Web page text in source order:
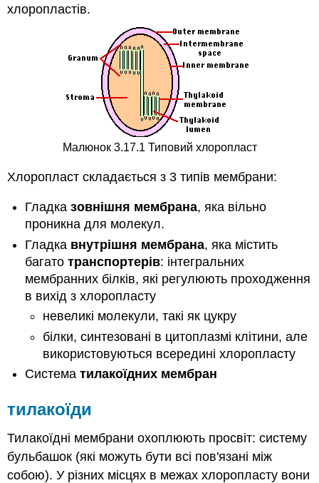
хлоропластів.
Малюнок 3.17.1 Типовий хлоропласт
Хлоропласт складається з 3 типів мембрани:
Гладказовнішня мембрана, яка вільно
проникна для молекул.
Гладка внутрішня мембрана, яка містить
багатотранспортерів: інтегральних
мембранних білків, які регулюють проходження
в вихід з хлоропласту
невеликі молекули, такі як цукру
білки, синтезовані в цитоплазмі клітини, але
використовуються всередині хлоропласту
Систематилакоїдних мембран
тилакоїди
Тилакоїдні мембрани охоплюють просвіт: систему
бульбашок (які можуть бути всі пов'язані між
собою). У різних місцях в межах хлоропласту вони